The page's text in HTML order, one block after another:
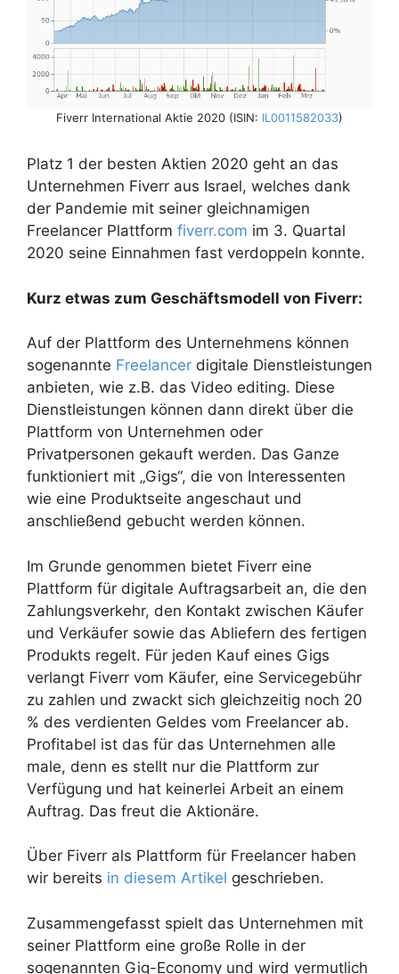
Fiverr International Aktie 2020 (ISIN: IL0011582033)
Platz 1 der besten Aktien 2020 geht an das
Unternehmen Fiverr aus Israel, welches dank
der Pandemie mit seiner gleichnamigen
Freelancer Plattform fiverr.com im 3. Quartal
2020 seine Einnahmen fast verdoppeln konnte.
Kurz etwas zum Geschäftsmodell von Fiverr:
Auf der Plattform des Unternehmens können
sogenannte Freelancer digitale Dienstleistungen
anbieten, wie z.B. das Video editing. Diese
Dienstleistungen können dann direkt über die
Plattform von Unternehmen oder
Privatpersonen gekauft werden. Das Ganze
funktioniert mit „Gigs“, die von Interessenten
wie eine Produktseite angeschaut und
anschließend gebucht werden können.
Im Grunde genommen bietet Fiverr eine
Plattform für digitale Auftragsarbeit an, die den
Zahlungsverkehr, den Kontakt zwischen Käufer
und Verkäufer sowie das Abliefern des fertigen
Produkts regelt. Für jeden Kauf eines Gigs
verlangt Fiverr vom Käufer, eine Servicegebühr
zu zahlen und zwackt sich gleichzeitig noch 20
% des verdienten Geldes vom Freelancer ab.
Profitabel ist das für das Unternehmen alle
male, denn es stellt nur die Plattform zur
Verfügung und hat keinerlei Arbeit an einem
Auftrag. Das freut die Aktionäre.
Über Fiverr als Plattform für Freelancer haben
wir bereits in diesem Artikel geschrieben.
Zusammengefasst spielt das Unternehmen mit
seiner Plattform eine große Rolle in der
sogenannten Gig-Economy und wird vermutlich